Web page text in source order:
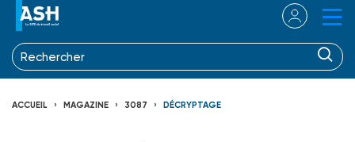
ACCUEIL MAGAZINE 3087 DÉCRYPTAGE